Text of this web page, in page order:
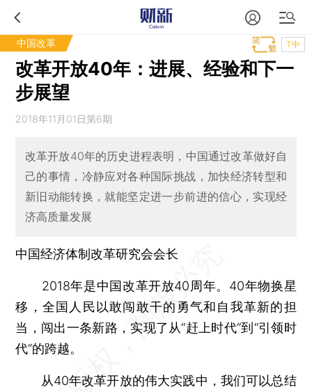
中国改革 T中
改革开放40年：进展、经验和下一
步展望
2018年11月01日第6期
改革开放40年的历史进程表明，中国通过改革做好自
己的事情，冷静应对各种国际挑战，加快经济转型和
新旧动能转换，就能坚定进一步前进的信心，实现经
济高质量发展
中国经济体制改革研究会会长
2018年是中国改革开放40周年。40年物换星
移，全国人民以敢闯敢干的勇气和自我革新的担
当，闯出一条新路，实现了从“赶上时代”到“引领时
代”的跨越。
从40年改革开放的伟大实践中，我们可以总结